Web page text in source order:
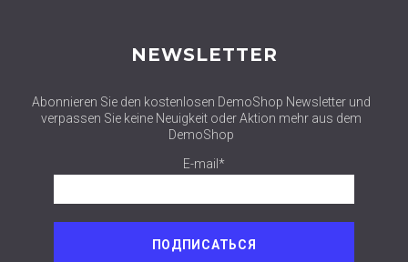
NEWSLETTER
Abonnieren Sie den kostenlosen DemoShop Newsletter und
verpassen Sie keine Neuigkeit oder Aktion mehr aus dem
DemoShop
E-mail*